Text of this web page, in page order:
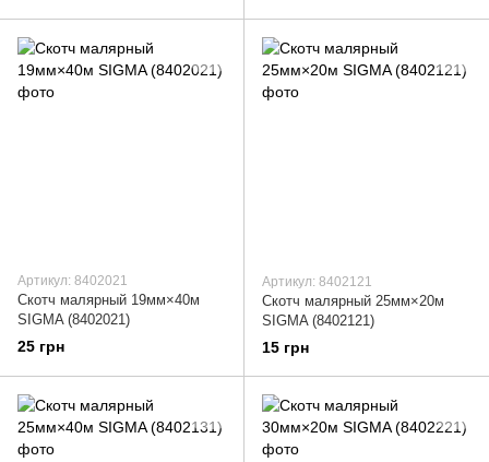
Артикул: 8402021
Скотч малярный 19мм×40м
SIGMA (8402021)
25 грн
Артикул: 8402121
Скотч малярный 25мм×20м
SIGMA (8402121)
15 грн